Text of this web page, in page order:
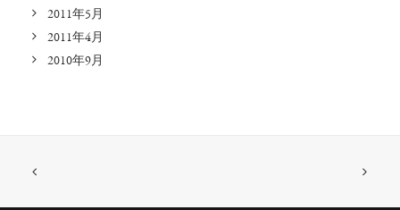
2011年5月
2011年4月
2010年9月